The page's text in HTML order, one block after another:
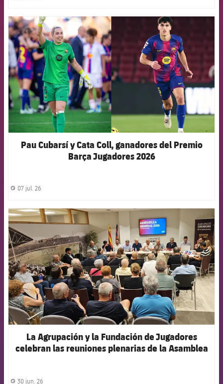
FCB Barcelona badge
Pau Cubarsí y Cata Coll, ganadores del Premio
Barça Jugadores 2026
label.share.clock
07 jul. 26
FCB Barcelona badge
La Agrupación y la Fundación de Jugadores
celebran las reuniones plenarias de la Asamblea
30 jun. 26